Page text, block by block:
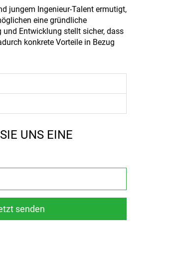
jungem Ingenieur-Talent ermutigt,
eine gründliche
und Entwicklung stellt sicher, dass
konkrete Vorteile in Bezug
UNS EINE
senden